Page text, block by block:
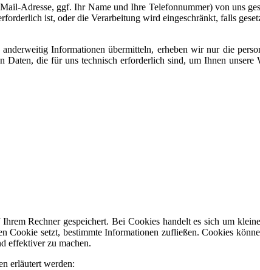
Adresse, ggf. Ihr Name und Ihre Telefonnummer) von uns
ist, oder die Verarbeitung wird eingeschränkt, falls
Informationen übermitteln, erheben wir nur die
die für uns technisch erforderlich sind, um Ihnen unsere
Rechner gespeichert. Bei Cookies handelt es sich um
setzt, bestimmte Informationen zufließen. Cookies
effektiver zu machen.
erläutert werden: